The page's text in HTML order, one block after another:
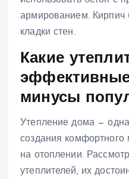
армированием. Кирпич
кладки стен.
Какие
минусы
Утепление дома —
создания комфортного
на отоплении.
утеплителей, их